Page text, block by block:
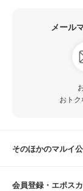
メール
おト
そのほかのマルイ
会員登録・エポス